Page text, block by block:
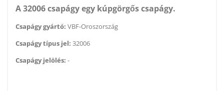
A 32006 csapágy egy kúpgörgős csapágy.
Csapágy gyártó: VBF-Oroszország
Csapágy típus jel: 32006
Csapágy jelölés: -